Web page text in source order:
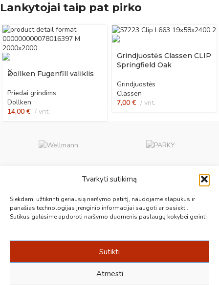
Tvarkyti sutikimą
Siekdami užtikrinti geriausią naršymo patirtį, naudojame slapukus ir
panašias technologijas įrenginio informacijai saugoti ar pasiekti.
Sutikus galėsime apdoroti naršymo duomenis paslaugų kokybei gerinti
Sutikti
Atmesti
Lankytojai taip pat pirko
Döllken Fugenfill valiklis
Priedai grindims
Dollken
14,00 € vnt.
Grindjuostės Classen CLIP
Springfield Oak
Grindjuostės
Classen
7,00 € vnt.
Aukščiausios kokybės medinės, laminuotos, vinilinės grindys, paklotai,
kiliminės plytelės, grindjuostės ir kt. originalios bei kokybiškos prekės
jūsų grindims.
+370 687 19789